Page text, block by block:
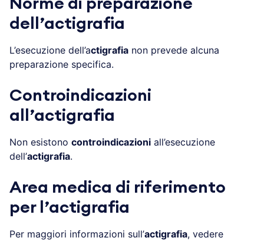
Norme di preparazione
dell’actigrafia
L’esecuzione dell’actigrafia non prevede alcuna
preparazione specifica.
Controindicazioni
all’actigrafia
Non esistono controindicazioni all’esecuzione
dell’actigrafia.
Area medica di riferimento
per l’actigrafia
Per maggiori informazioni sull’actigrafia, vedere